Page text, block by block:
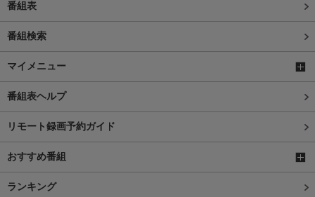
番組表
番組検索
マイメニュー
番組表ヘルプ
リモート録画予約ガイド
おすすめ番組
ランキング